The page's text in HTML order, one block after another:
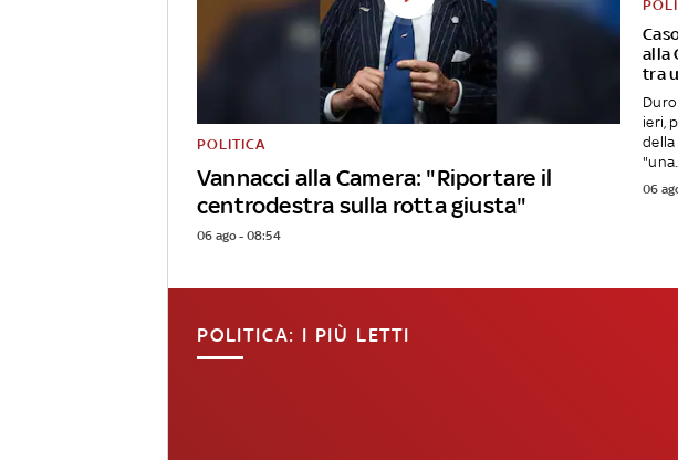
Vannacci alla Camera: "Riportare il
centrodestra sulla rotta giusta"
POLITICA
06 ago - 08:54
alla
tra
ieri,
della
06
POLITICA: I PIÙ LETTI